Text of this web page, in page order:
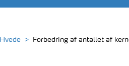
Hvede Forbedring af antallet af